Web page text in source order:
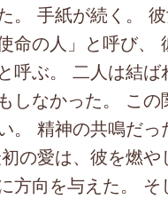
。 手紙が続く。
命の人」と呼び、
呼ぶ。 二人は結ば
しなかった。 この
。 精神の共鳴だ
の愛は、彼を燃や
方向を与えた。 そ